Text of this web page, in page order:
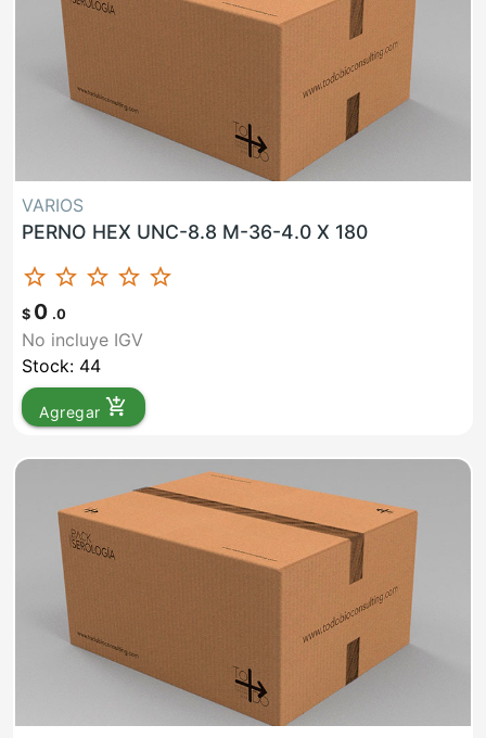
VARIOS
PERNO HEX UNC-8.8 M-36-4.0 X 180
star_border star_border star_border star_border star_border
$ 0 .0
No incluye IGV
Stock: 44
Agregar add_shopping_cart